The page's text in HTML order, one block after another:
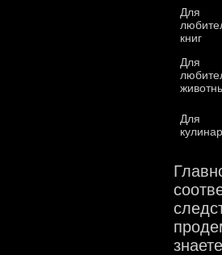
Для
книг
Для
Для